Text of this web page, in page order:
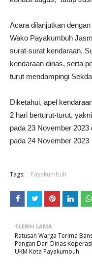
Acara dilanjutkan
Wako Payakumbuh
surat-surat kendaraan,
kendaraan dinas, serta
turut mendampingi
Diketahui, apel
2 hari berturut-turut,
pada 23 November
pada 24 November 2023
Tags: Payakumbuh
LEBIH LAMA
Ratusan Warga Terima
Pangan Dari Dinas
UKM Kota Payakumbuh